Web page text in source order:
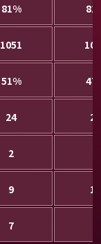
81%
1051
51%
24 28
2
9 11
7